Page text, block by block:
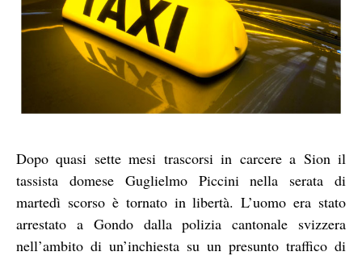
Dopo quasi sette mesi trascorsi in carcere a Sion il
tassista domese Guglielmo Piccini nella serata di
martedì scorso è tornato in libertà. L’uomo era stato
arrestato a Gondo dalla polizia cantonale svizzera
nell’ambito di un’inchiesta su un presunto traffico di